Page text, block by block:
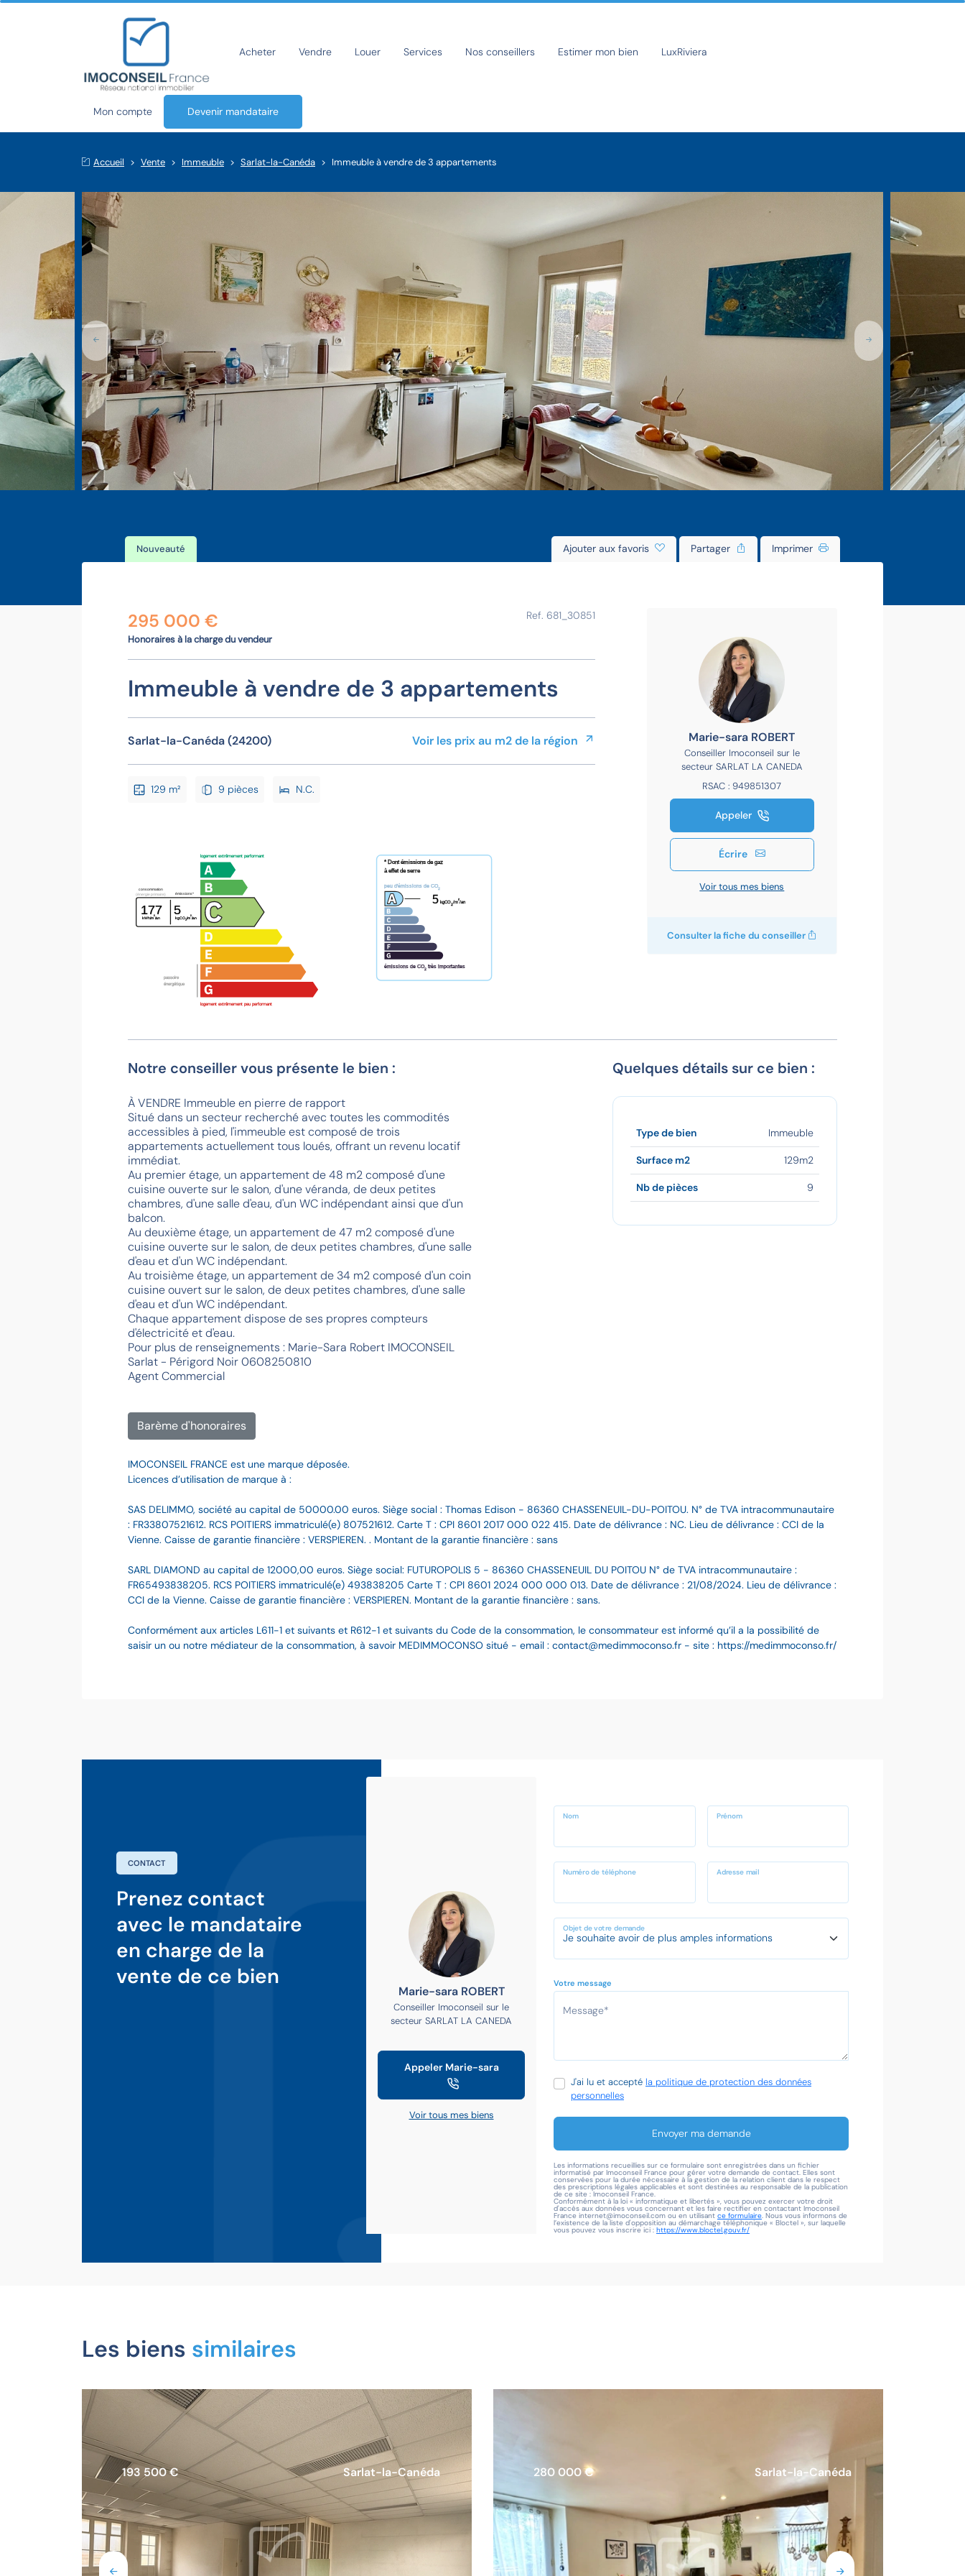
Acheter Vendre Louer Services Nos conseillers Estimer mon bien LuxRiviera
Mon compte Devenir mandataire
Accueil Vente Immeuble Sarlat-la-Canéda Immeuble à vendre de 3 appartements
Nouveauté Ajouter aux favoris Partager Imprimer
295 000 €
Honoraires à la charge du vendeur
Ref. 681_30851
Immeuble à vendre de 3 appartements
Sarlat-la-Canéda (24200) Voir les prix au m2 de la région
129 m² 9 pièces N.C.
passoire
énergétique
logement extrêmement performant
logement extrêmement peu performant
consommation
(énergie primaire)
177
kWh/m²/an
émissions*
5
kgCO2/m
²
/an
* Dont émissions de gaz
à effet de serre
peu d'émissions de CO2
émissions de CO2 très importantes
5kgCO2/m²/an
Marie-sara ROBERT
Conseiller Imoconseil sur le
secteur SARLAT LA CANEDA
RSAC : 949851307
Appeler
Écrire
Voir tous mes biens
Consulter la fiche du conseiller
Notre conseiller vous présente le bien :
À VENDRE Immeuble en pierre de rapport
Situé dans un secteur recherché avec toutes les commodités
accessibles à pied, l'immeuble est composé de trois
appartements actuellement tous loués, offrant un revenu locatif
immédiat.
Au premier étage, un appartement de 48 m2 composé d'une
cuisine ouverte sur le salon, d'une véranda, de deux petites
chambres, d'une salle d'eau, d'un WC indépendant ainsi que d'un
balcon.
Au deuxième étage, un appartement de 47 m2 composé d'une
cuisine ouverte sur le salon, de deux petites chambres, d'une salle
d'eau et d'un WC indépendant.
Au troisième étage, un appartement de 34 m2 composé d'un coin
cuisine ouvert sur le salon, de deux petites chambres, d'une salle
d'eau et d'un WC indépendant.
Chaque appartement dispose de ses propres compteurs
d'électricité et d'eau.
Pour plus de renseignements : Marie-Sara Robert IMOCONSEIL
Sarlat - Périgord Noir 0608250810
Agent Commercial
Quelques détails sur ce bien :
Type de bien Immeuble
Surface m2 129m2
Nb de pièces 9
Barème d'honoraires
IMOCONSEIL FRANCE est une marque déposée.
Licences d’utilisation de marque à :
SAS DELIMMO, société au capital de 50000.00 euros. Siège social : Thomas Edison - 86360 CHASSENEUIL-DU-POITOU. N° de TVA intracommunautaire
: FR33807521612. RCS POITIERS immatriculé(e) 807521612. Carte T : CPI 8601 2017 000 022 415. Date de délivrance : NC. Lieu de délivrance : CCI de la
Vienne. Caisse de garantie financière : VERSPIEREN. . Montant de la garantie financière : sans
SARL DIAMOND au capital de 12000,00 euros. Siège social: FUTUROPOLIS 5 - 86360 CHASSENEUIL DU POITOU N° de TVA intracommunautaire :
FR65493838205. RCS POITIERS immatriculé(e) 493838205 Carte T : CPI 8601 2024 000 000 013. Date de délivrance : 21/08/2024. Lieu de délivrance :
CCI de la Vienne. Caisse de garantie financière : VERSPIEREN. Montant de la garantie financière : sans.
Conformément aux articles L611-1 et suivants et R612-1 et suivants du Code de la consommation, le consommateur est informé qu’il a la possibilité de
saisir un ou notre médiateur de la consommation, à savoir MEDIMMOCONSO situé - email : contact@medimmoconso.fr - site : https://medimmoconso.fr/
CONTACT
Prenez contact
avec le mandataire
en charge de la
vente de ce bien
Marie-sara ROBERT
Conseiller Imoconseil sur le
secteur SARLAT LA CANEDA
Appeler Marie-sara
Voir tous mes biens
Nom Prénom
Numéro de téléphone Adresse mail
Objet de votre demande
Votre message
J'ai lu et accepté la politique de protection des données
personnelles
Envoyer ma demande
Les informations recueillies sur ce formulaire sont enregistrées dans un fichier
informatisé par Imoconseil France pour gérer votre demande de contact. Elles sont
conservées pour la durée nécessaire à la gestion de la relation client dans le respect
des prescriptions légales applicables et sont destinées au responsable de la publication
de ce site : Imoconseil France.
Conformément à la loi « informatique et libertés », vous pouvez exercer votre droit
d'accès aux données vous concernant et les faire rectifier en contactant Imoconseil
France internet@imoconseil.com ou en utilisant ce formulaire. Nous vous informons de
l’existence de la liste d'opposition au démarchage téléphonique « Bloctel », sur laquelle
vous pouvez vous inscrire ici : https://www.bloctel.gouv.fr/
Les biens similaires
193 500 € Sarlat-la-Canéda 280 000 € Sarlat-la-Canéda